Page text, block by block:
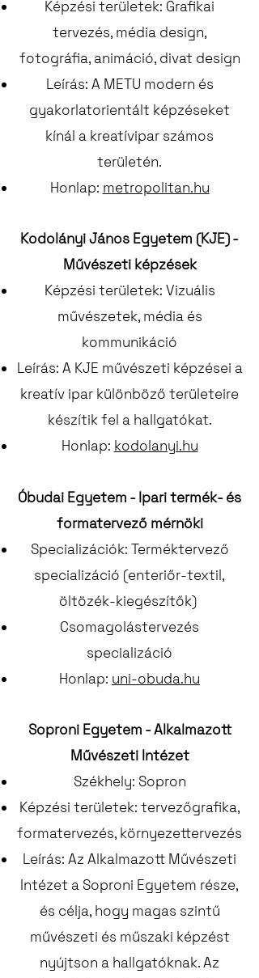
Képzési területek: Grafikai
tervezés, média design,
fotográfia, animáció, divat design
Leírás: A METU modern és
gyakorlatorientált képzéseket
kínál a kreatívipar számos
területén.
Honlap: metropolitan.hu
Kodolányi János Egyetem (KJE) -
Művészeti képzések
Képzési területek: Vizuális
művészetek, média és
kommunikáció
Leírás: A KJE művészeti képzései a
kreatív ipar különböző területeire
készítik fel a hallgatókat.
Honlap: kodolanyi.hu
Óbudai Egyetem - Ipari termék- és
formatervező mérnöki
Specializációk: Terméktervező
specializáció (enteriőr-textil,
öltözék-kiegészítők)
Csomagolástervezés
specializáció
Honlap: uni-obuda.hu
Soproni Egyetem - Alkalmazott
Művészeti Intézet
Székhely: Sopron
Képzési területek: tervezőgrafika,
formatervezés, környezettervezés
Leírás: Az Alkalmazott Művészeti
Intézet a Soproni Egyetem része,
és célja, hogy magas szintű
művészeti és műszaki képzést
nyújtson a hallgatóknak. Az